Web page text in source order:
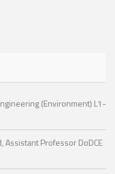
(Environment) L1-
Assistant Professor DoDCE